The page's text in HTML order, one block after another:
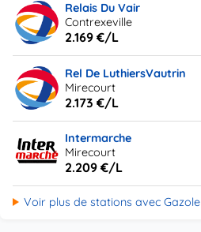
Relais Du Vair
Contrexeville
2.169 €/L
Rel De LuthiersVautrin
Mirecourt
2.173 €/L
Intermarche
Mirecourt
2.209 €/L
Voir plus de stations avec Gazole